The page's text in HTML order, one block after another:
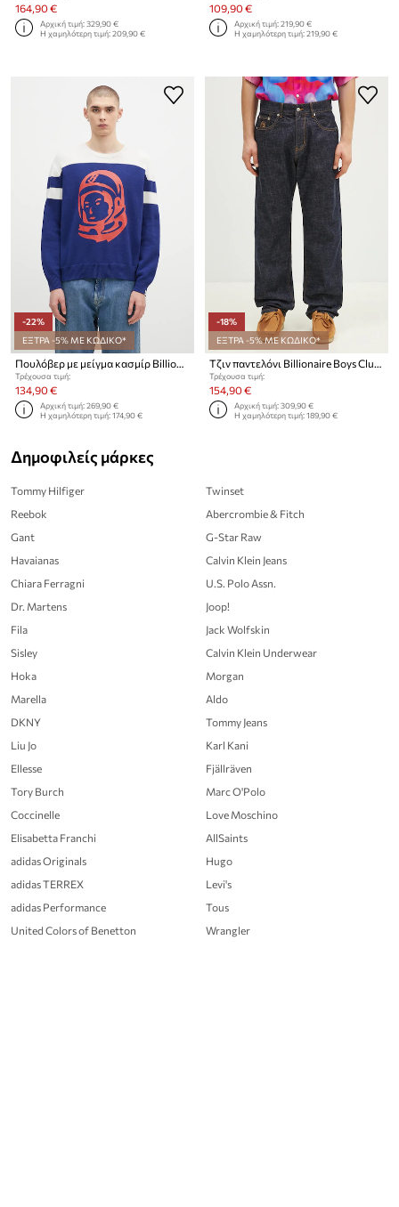
164,90 €
Αρχική τιμή:329,90 €
Η χαμηλότερη τιμή:209,90 €
109,90 €
Αρχική τιμή:219,90 €
Η χαμηλότερη τιμή:219,90 €
-22%
ΕΞΤΡΑ -5% ΜΕ ΚΩΔΙΚΟ*
Πουλόβερ με μείγμα κασμίρ Billionaire Boys Club Astro Knitted Crewneck
Τρέχουσα τιμή:
134,90 €
Αρχική τιμή:269,90 €
Η χαμηλότερη τιμή:174,90 €
-18%
ΕΞΤΡΑ -5% ΜΕ ΚΩΔΙΚΟ*
Τζιν παντελόνι Billionaire Boys Club Diamonds & Dollars Selvedge Denim
Τρέχουσα τιμή:
154,90 €
Αρχική τιμή:309,90 €
Η χαμηλότερη τιμή:189,90 €
Δημοφιλείς μάρκες
Tommy Hilfiger
Reebok
Gant
Havaianas
Chiara Ferragni
Dr. Martens
Fila
Sisley
Hoka
Marella
DKNY
Liu Jo
Ellesse
Tory Burch
Coccinelle
Elisabetta Franchi
adidas Originals
adidas TERREX
adidas Performance
United Colors of Benetton
Twinset
Abercrombie & Fitch
G-Star Raw
Calvin Klein Jeans
U.S. Polo Assn.
Joop!
Jack Wolfskin
Calvin Klein Underwear
Morgan
Aldo
Tommy Jeans
Karl Kani
Fjällräven
Marc O'Polo
Love Moschino
AllSaints
Hugo
Levi's
Tous
Wrangler